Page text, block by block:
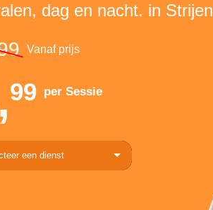
dag en nacht. in Strijen
Vanaf prijs
99 per Sessie
een dienst